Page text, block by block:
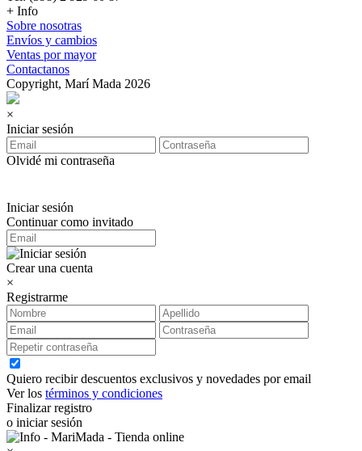
+ Info
Sobre nosotras
Envíos y cambios
Ventas por mayor
Contactanos
Copyright, Marí Mada 2026
×
Iniciar sesión
Olvidé mi contraseña
Iniciar sesión
Continuar como invitado
Crear una cuenta
×
Registrarme
Quiero recibir descuentos exclusivos y novedades por email
Ver los términos y condiciones
Finalizar registro
o iniciar sesión